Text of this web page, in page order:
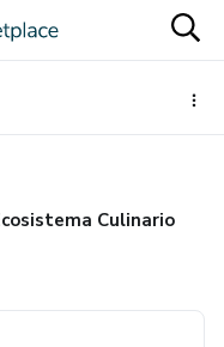
Culinario